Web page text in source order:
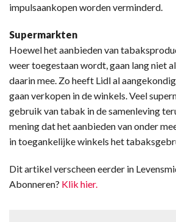
impulsaankopen worden verminderd.
Supermarkten
Hoewel het aanbieden van
weer toegestaan wordt, gaan lang niet
daarin mee. Zo heeft Lidl al
gaan verkopen in de winkels. Veel
gebruik van tabak in de samenleving
mening dat het aanbieden van onder
in toegankelijke winkels het
Dit artikel verscheen eerder in
Abonneren? Klik hier.